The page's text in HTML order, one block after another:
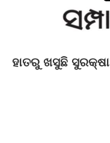
ହାତରୁ ଖସୁଛି ସୁରକ୍ଷା